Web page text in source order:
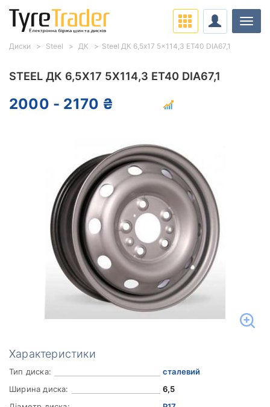
STEEL ДК 6,5X17 5X114,3 ET40 DIA67,1
2000 - 2170 ₴
Характеристики
Тип диска:
сталевий
Ширина диска:
6,5
Диски Steel ДК Steel ДК 6,5x17 5x114,3 ET40 DIA67,1